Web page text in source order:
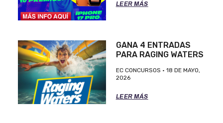
LEER MÁS
GANA 4 ENTRADAS
PARA RAGING WATERS
EC CONCURSOS
18 DE MAYO,
2026
LEER MÁS